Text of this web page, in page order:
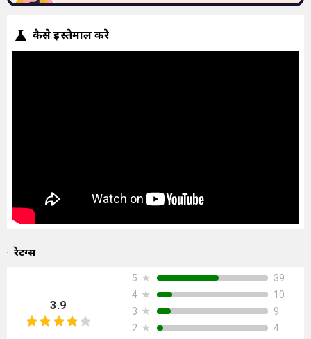
कैसे इस्तेमाल करे
रेटिंग्स
3.9
5 ★
39
4 ★
10
3 ★
9
2 ★
4